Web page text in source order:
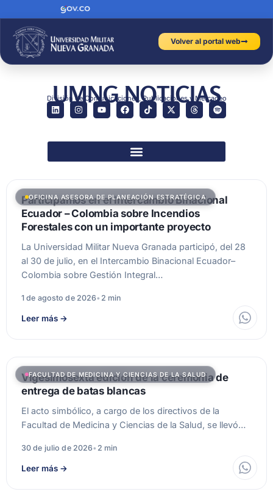
Volver al portal web
UMNG NOTICIAS
División de Comunicaciones, Publicaciones y Mercadeo
OFICINA ASESORA DE PLANEACIÓN ESTRATÉGICA
Participamos en el Intercambio Binacional
Ecuador – Colombia sobre Incendios
Forestales con un importante proyecto
La Universidad Militar Nueva Granada participó, del 28
al 30 de julio, en el Intercambio Binacional Ecuador–
Colombia sobre Gestión Integral…
1 de agosto de 2026• 2 min
Leer más →
FACULTAD DE MEDICINA Y CIENCIAS DE LA SALUD
Vigesimosexta edición de la ceremonia de
entrega de batas blancas
El acto simbólico, a cargo de los directivos de la
Facultad de Medicina y Ciencias de la Salud, se llevó…
30 de julio de 2026• 2 min
Leer más →